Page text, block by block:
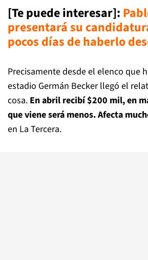
[Te puede interesar]:
presentará su
pocos días de haberlo
Precisamente desde el elenco que
estadio Germán Becker llegó el
cosa. En abril recibí $200 mil, en
que viene será menos. Afecta
en La Tercera.